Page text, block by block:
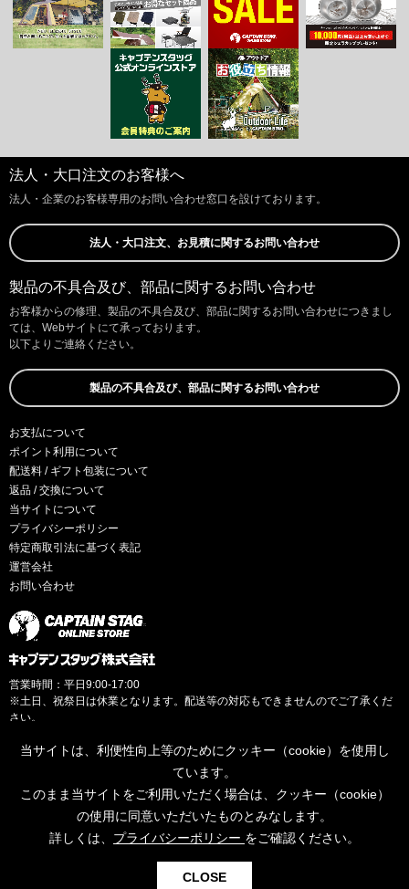
法人・大口注文のお客様へ
法人・企業のお客様専用のお問い合わせ窓口を設けております。
法人・大口注文、お見積に関するお問い合わせ
製品の不具合及び、部品に関するお問い合わせ
お客様からの修理、製品の不具合及び、部品に関するお問い合わせにつきまし
ては、Webサイトにて承っております。
以下よりご連絡ください。
製品の不具合及び、部品に関するお問い合わせ
お支払について
ポイント利用について
配送料 / ギフト包装について
返品 / 交換について
当サイトについて
プライバシーポリシー
特定商取引法に基づく表記
運営会社
お問い合わせ
営業時間：平日9:00-17:00
※土日、祝祭日は休業となります。配送等の対応もできませんのでご了承くだ
さい。
当サイトは、利便性向上等のためにクッキー（cookie）を使用し
ています。
このまま当サイトをご利用いただく場合は、クッキー（cookie）
の使用に同意いただいたものとみなします。
詳しくは、 プライバシーポリシー をご確認ください。
CLOSE